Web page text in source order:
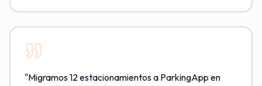
"Migramos 12 estacionamientos a ParkingApp en